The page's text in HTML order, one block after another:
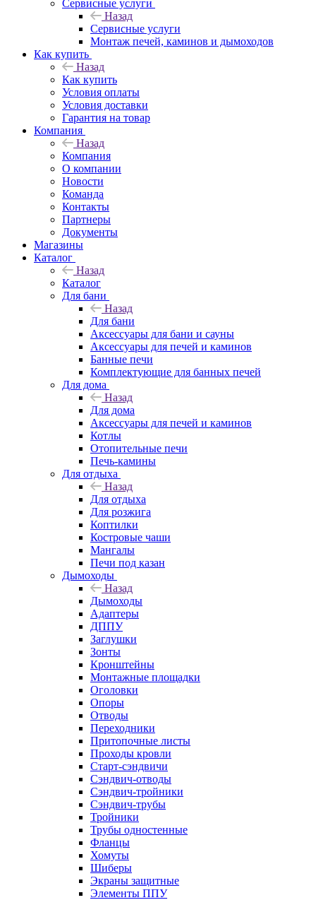
Сервисные услуги
Назад
Сервисные услуги
Монтаж печей, каминов и дымоходов
Как купить
Назад
Как купить
Условия оплаты
Условия доставки
Гарантия на товар
Компания
Назад
Компания
О компании
Новости
Команда
Контакты
Партнеры
Документы
Магазины
Каталог
Назад
Каталог
Для бани
Назад
Для бани
Аксессуары для бани и сауны
Аксессуары для печей и каминов
Банные печи
Комплектующие для банных печей
Для дома
Назад
Для дома
Аксессуары для печей и каминов
Котлы
Отопительные печи
Печь-камины
Для отдыха
Назад
Для отдыха
Для розжига
Коптилки
Костровые чаши
Мангалы
Печи под казан
Дымоходы
Назад
Дымоходы
Адаптеры
ДППУ
Заглушки
Зонты
Кронштейны
Монтажные площадки
Оголовки
Опоры
Отводы
Переходники
Притопочные листы
Проходы кровли
Старт-сэндвичи
Сэндвич-отводы
Сэндвич-тройники
Сэндвич-трубы
Тройники
Трубы одностенные
Фланцы
Хомуты
Шиберы
Экраны защитные
Элементы ППУ